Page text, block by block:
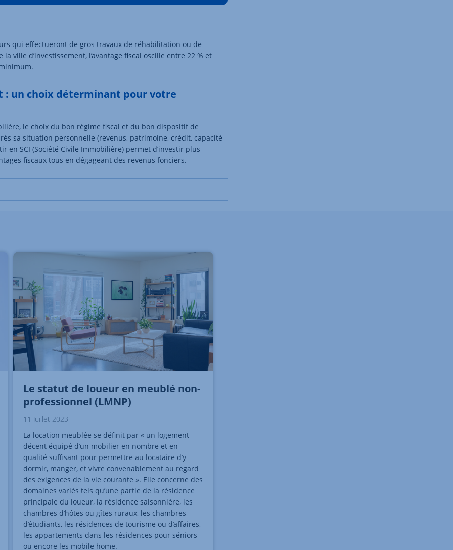
qui effectueront de gros travaux de réhabilitation ou de
ville d’investissement, l’avantage fiscal oscille entre 22 % et
: un choix déterminant pour votre
le choix du bon régime fiscal et du bon dispositif de
sa situation personnelle (revenus, patrimoine, crédit, capacité
en SCI (Société Civile Immobilière) permet d’investir plus
fiscaux tous en dégageant des revenus fonciers.
Le statut de loueur en meublé non-
professionnel (LMNP)
11 Juillet 2023
La location meublée se définit par « un logement
décent équipé d’un mobilier en nombre et en
qualité suffisant pour permettre au locataire d’y
dormir, manger, et vivre convenablement au regard
des exigences de la vie courante ». Elle concerne des
domaines variés tels qu’une partie de la résidence
principale du loueur, la résidence saisonnière, les
chambres d’hôtes ou gîtes ruraux, les chambres
d’étudiants, les résidences de tourisme ou d’affaires,
les appartements dans les résidences pour séniors
ou encore les mobile home.